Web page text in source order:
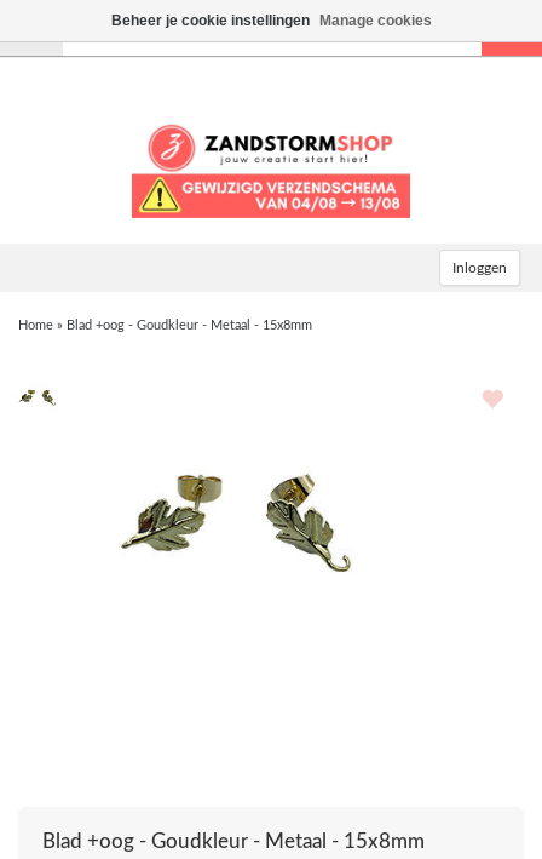
Inloggen
Home » Blad +oog - Goudkleur - Metaal - 15x8mm
Blad +oog - Goudkleur - Metaal - 15x8mm
Beheer je cookie instellingen Manage cookies